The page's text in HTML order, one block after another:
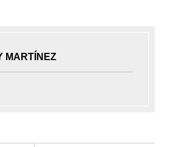
MARTÍNEZ